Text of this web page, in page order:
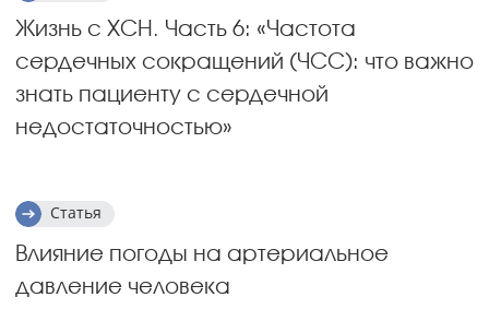
Жизнь с ХСН. Часть 6: «Частота
сердечных сокращений (ЧСС): что важно
знать пациенту с сердечной
недостаточностью»
Статья
Влияние погоды на артериальное
давление человека